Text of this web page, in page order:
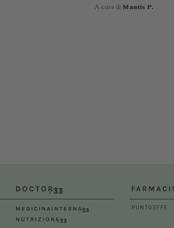
A cura di Mantis P.
UNISVET